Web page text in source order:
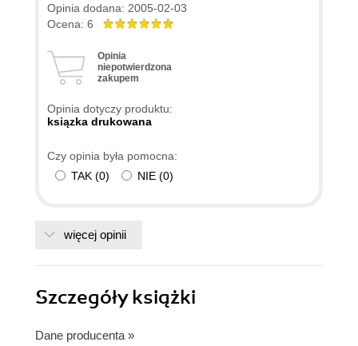
Opinia dodana: 2005-02-03
Ocena: 6
Opinia
niepotwierdzona
zakupem
Opinia dotyczy produktu:
ksiązka drukowana
Czy opinia była pomocna:
TAK (0) NIE (0)
więcej opinii
Szczegółyksiążki
Dane producenta »